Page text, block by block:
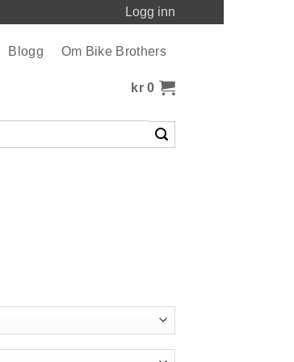
Logg inn
Blogg Om Bike Brothers
kr 0